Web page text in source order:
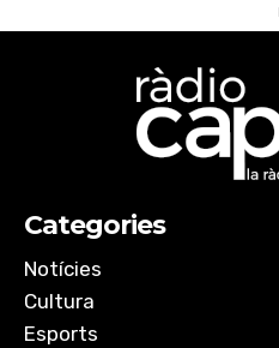
Categories
Notícies
Cultura
Esports